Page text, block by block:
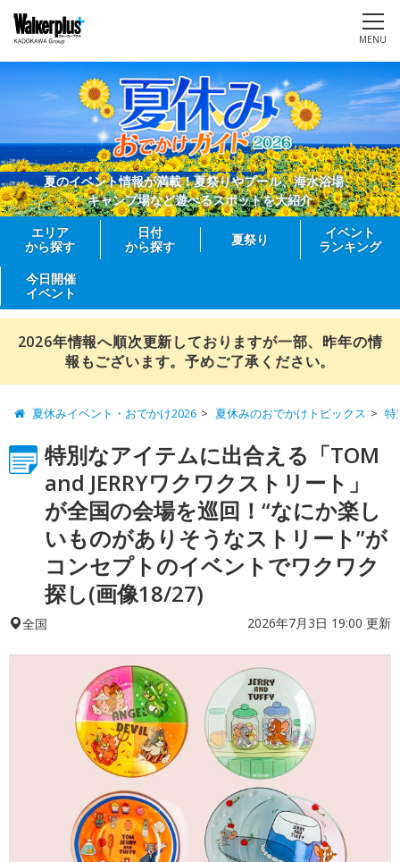
MENU
夏のイベント情報が満載！夏祭りやプール、海水浴場、
キャンプ場など遊べるスポットを大紹介
エリア
から探す
日付
から探す
夏祭り
イベント
ランキング
今日開催
イベント
2026年情報へ順次更新しておりますが一部、昨年の情
報もございます。予めご了承ください。
夏休みイベント・おでかけ2026 夏休みのおでかけトピックス 特
特別なアイテムに出合える「TOM
and JERRYワクワクストリート」
が全国の会場を巡回！“なにか楽し
いものがありそうなストリート”が
コンセプトのイベントでワクワク
探し(画像18/27)
全国 2026年7月3日 19:00 更新